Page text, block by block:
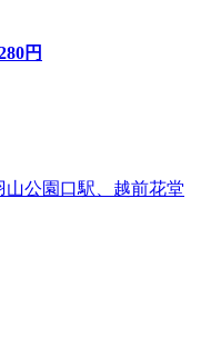
円
公園口駅、越前花堂